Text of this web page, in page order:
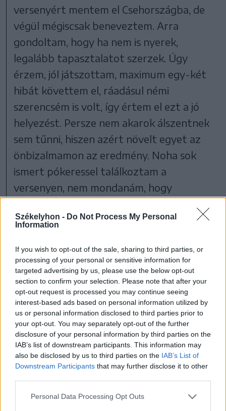
Székelyhon - Do Not Process My Personal
Information
If you wish to opt-out of the sale, sharing to third parties, or
processing of your personal or sensitive information for
targeted advertising by us, please use the below opt-out
section to confirm your selection. Please note that after your
opt-out request is processed you may continue seeing
interest-based ads based on personal information utilized by
us or personal information disclosed to third parties prior to
your opt-out. You may separately opt-out of the further
disclosure of your personal information by third parties on the
IAB’s list of downstream participants. This information may
also be disclosed by us to third parties on the IAB’s List of
Downstream Participants that may further disclose it to other
Personal Data Processing Opt Outs
versenyért mentem el Csehországba, de
végül mégiscsak beneveztem. Arra
gondoltam, hogy ha nem is nyerek,
legalább tapasztalatot szerzek. Úgy
érzem, jól játszottam, maximum egy-két
hibát követtem el, ráadásul némi
szerencsém is volt, így értem el ezt a jó
helyezést. Persze nem akarok álszentnek
sem tűnni, hiszen azért növelt egyet az
önbizalmamon az eredmény. Noha sok
ismert pókeressel találkoztam a
versenyen, nem mondanám, hogy
tehetném, hiszen nem szentek,
a póker egy önző dolog,
ami a pénzszerzésről szól.